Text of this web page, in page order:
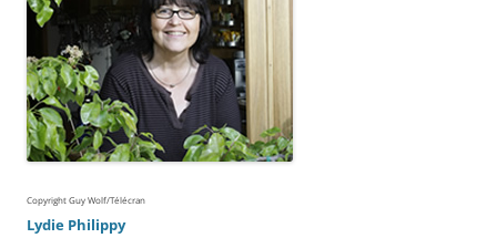
Copyright Guy Wolf/Télécran
Lydie Philippy